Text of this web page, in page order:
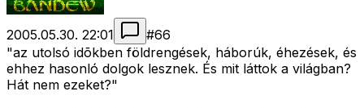
2005.05.30. 22:01 #66
"az utolsó idõkben földrengések, háborúk, éhezések, és
ehhez hasonló dolgok lesznek. És mit láttok a világban?
Hát nem ezeket?"